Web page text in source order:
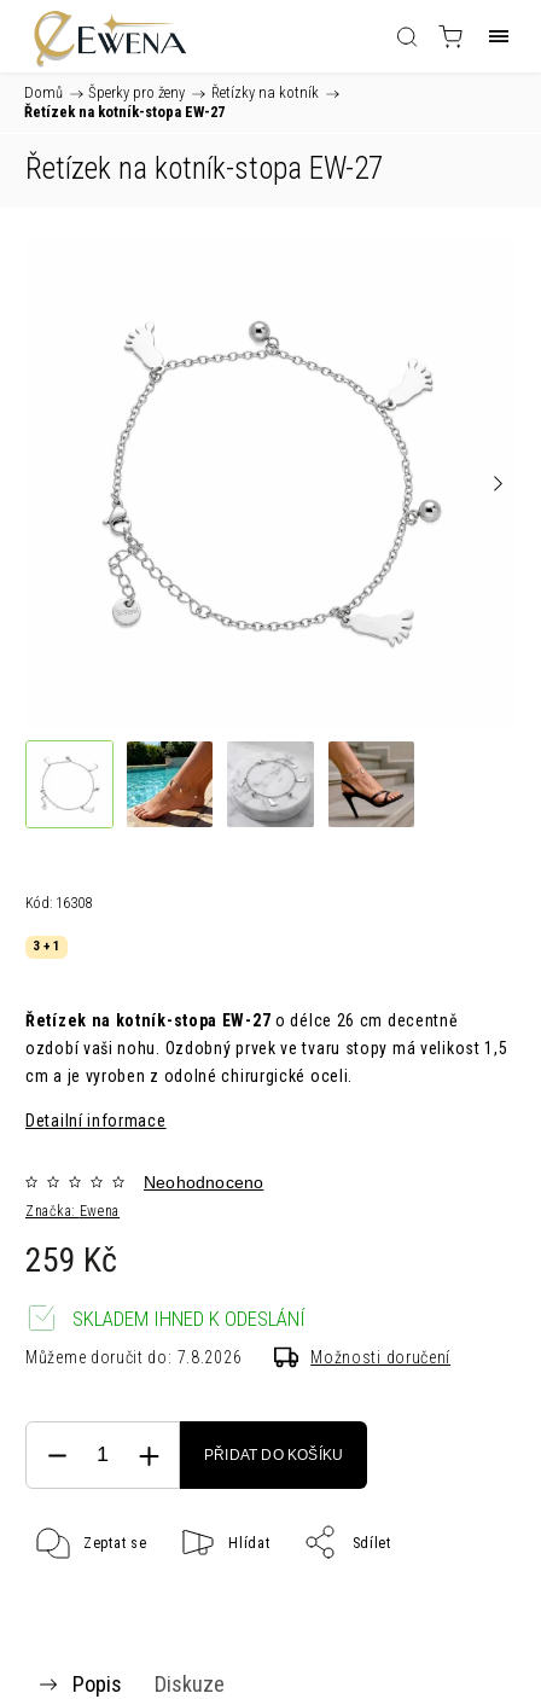
Domů / Šperky pro ženy / Řetízky na kotník /
Řetízek na kotník-stopa EW-27
Řetízek na kotník-stopa EW-27
Kód: 16308
3 + 1
Řetízek na kotník-stopa EW-27 o délce 26 cm decentně
ozdobí vaši nohu. Ozdobný prvek ve tvaru stopy má velikost 1,5
cm a je vyroben z odolné chirurgické oceli.
Detailní informace
Značka: Ewena
Neohodnoceno
259 Kč
SKLADEM IHNED K ODESLÁNÍ
Můžeme doručit do: 7.8.2026 Možnosti doručení
PŘIDAT DO KOŠÍKU
Zeptat se Hlídat Sdílet
Popis Diskuze